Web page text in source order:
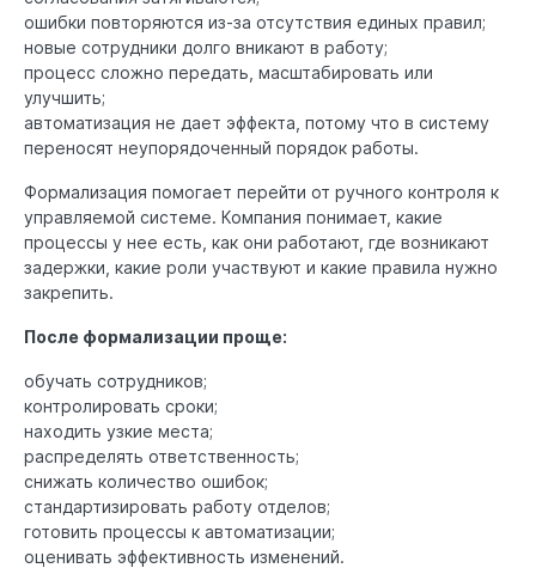
ошибки повторяются из-за отсутствия единых правил;
новые сотрудники долго вникают в работу;
процесс сложно передать, масштабировать или
улучшить;
автоматизация не дает эффекта, потому что в систему
переносят неупорядоченный порядок работы.
Формализация помогает перейти от ручного контроля к
управляемой системе. Компания понимает, какие
процессы у нее есть, как они работают, где возникают
задержки, какие роли участвуют и какие правила нужно
закрепить.
После формализации проще:
обучать сотрудников;
контролировать сроки;
находить узкие места;
распределять ответственность;
снижать количество ошибок;
стандартизировать работу отделов;
готовить процессы к автоматизации;
оценивать эффективность изменений.